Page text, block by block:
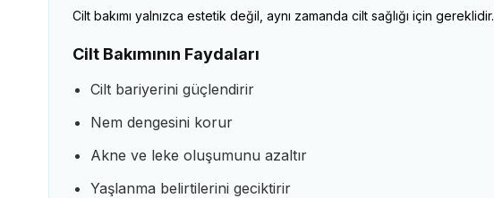
Cilt bakımı yalnızca estetik değil, aynı zamanda cilt sağlığı için gereklidir.
Cilt Bakımının Faydaları
Cilt bariyerini güçlendirir
Nem dengesini korur
Akne ve leke oluşumunu azaltır
Yaşlanma belirtilerini geciktirir